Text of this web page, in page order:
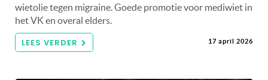
wietolie tegen migraine. Goede promotie voor mediwiet in
het VK en overal elders.
LEES VERDER 17 april 2026